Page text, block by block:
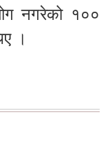
नगरेको १००
।